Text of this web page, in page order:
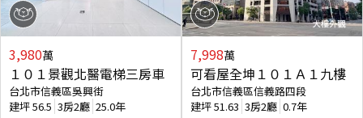
3,980萬
１０１景觀北醫電梯三房車
台北市信義區吳興街
建坪56.5 3房2廳 25.0年
7,998萬
可看屋全坤１０１Ａ１九樓
台北市信義區信義路四段
建坪51.63 3房2廳 0.7年